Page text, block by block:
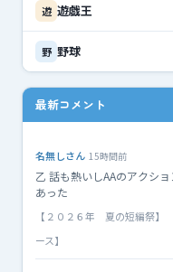
遊 遊戯王
野 野球
最新コメント
名無しさん 15時間前
乙 話も熱いしAAのアクシ
あった
【２０２６年 夏の短編祭】
ース】